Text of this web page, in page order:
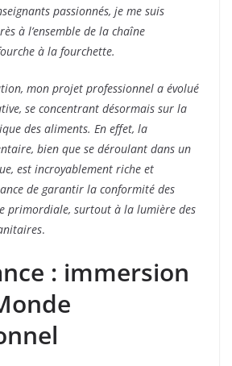
passionnés, je me suis
à l’ensemble de la chaîne
à la fourchette.
mon projet professionnel a évolué
se concentrant désormais sur la
des aliments. En effet, la
bien que se déroulant dans un
est incroyablement riche et
de garantir la conformité des
primordiale, surtout à la lumière des
.
: immersion